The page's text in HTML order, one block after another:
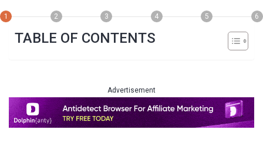
1 2 3 4 5 6
TABLE OF CONTENTS
Advertisement